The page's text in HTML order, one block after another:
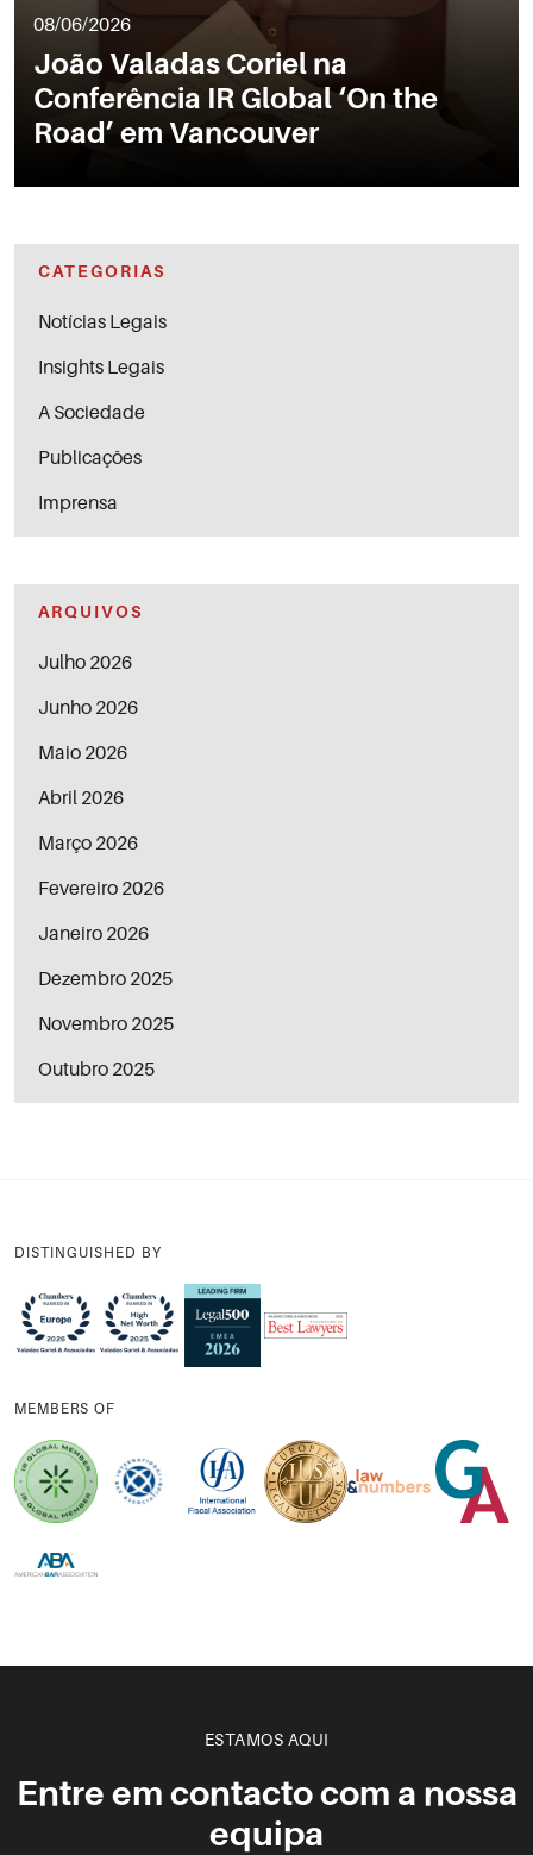
08/06/2026
João Valadas Coriel na
Conferência IR Global ‘On the
Road’ em Vancouver
CATEGORIAS
Notícias Legais
Insights Legais
A Sociedade
Publicações
Imprensa
ARQUIVOS
Julho 2026
Junho 2026
Maio 2026
Abril 2026
Março 2026
Fevereiro 2026
Janeiro 2026
Dezembro 2025
Novembro 2025
Outubro 2025
DISTINGUISHED BY
MEMBERS OF
ESTAMOS AQUI
Entre em contacto com a nossa
equipa